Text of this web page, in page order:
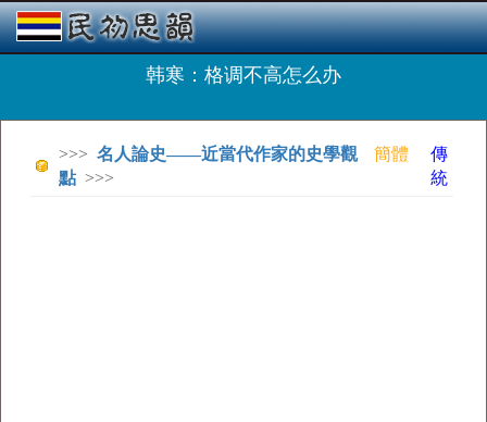
韩寒：格调不高怎么办
>>> 名人論史——近當代作家的史學觀
點 >>>
簡體
傳
統